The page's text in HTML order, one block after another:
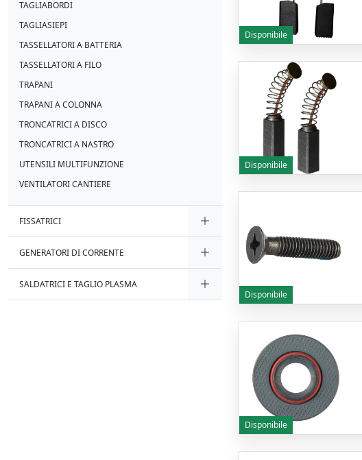
TAGLIABORDI
TAGLIASIEPI
TASSELLATORI A BATTERIA
TASSELLATORI A FILO
TRAPANI
TRAPANI A COLONNA
TRONCATRICI A DISCO
TRONCATRICI A NASTRO
UTENSILI MULTIFUNZIONE
VENTILATORI CANTIERE
FISSATRICI
GENERATORI DI CORRENTE
SALDATRICI E TAGLIO PLASMA
Disponibile
Disponibile
Disponibile
Disponibile